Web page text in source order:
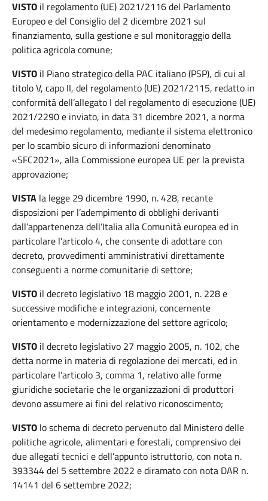
VISTO il regolamento (UE) 2021/2116 del Parlamento
Europeo e del Consiglio del 2 dicembre 2021 sul
finanziamento, sulla gestione e sul monitoraggio della
politica agricola comune;
VISTO il Piano strategico della PAC italiano (PSP), di cui al
titolo V, capo II, del regolamento (UE) 2021/2115, redatto in
conformità dell’allegato I del regolamento di esecuzione (UE)
2021/2290 e inviato, in data 31 dicembre 2021, a norma
del medesimo regolamento, mediante il sistema elettronico
per lo scambio sicuro di informazioni denominato
«SFC2021», alla Commissione europea UE per la prevista
approvazione;
VISTA la legge 29 dicembre 1990, n. 428, recante
disposizioni per l’adempimento di obblighi derivanti
dall’appartenenza dell’Italia alla Comunità europea ed in
particolare l’articolo 4, che consente di adottare con
decreto, provvedimenti amministrativi direttamente
conseguenti a norme comunitarie di settore;
VISTO il decreto legislativo 18 maggio 2001, n. 228 e
successive modifiche e integrazioni, concernente
orientamento e modernizzazione del settore agricolo;
VISTO il decreto legislativo 27 maggio 2005, n. 102, che
detta norme in materia di regolazione dei mercati, ed in
particolare l’articolo 3, comma 1, relativo alle forme
giuridiche societarie che le organizzazioni di produttori
devono assumere ai fini del relativo riconoscimento;
VISTO lo schema di decreto pervenuto dal Ministero delle
politiche agricole, alimentari e forestali, comprensivo dei
due allegati tecnici e dell’appunto istruttorio, con nota n.
393344 del 5 settembre 2022 e diramato con nota DAR n.
14141 del 6 settembre 2022;